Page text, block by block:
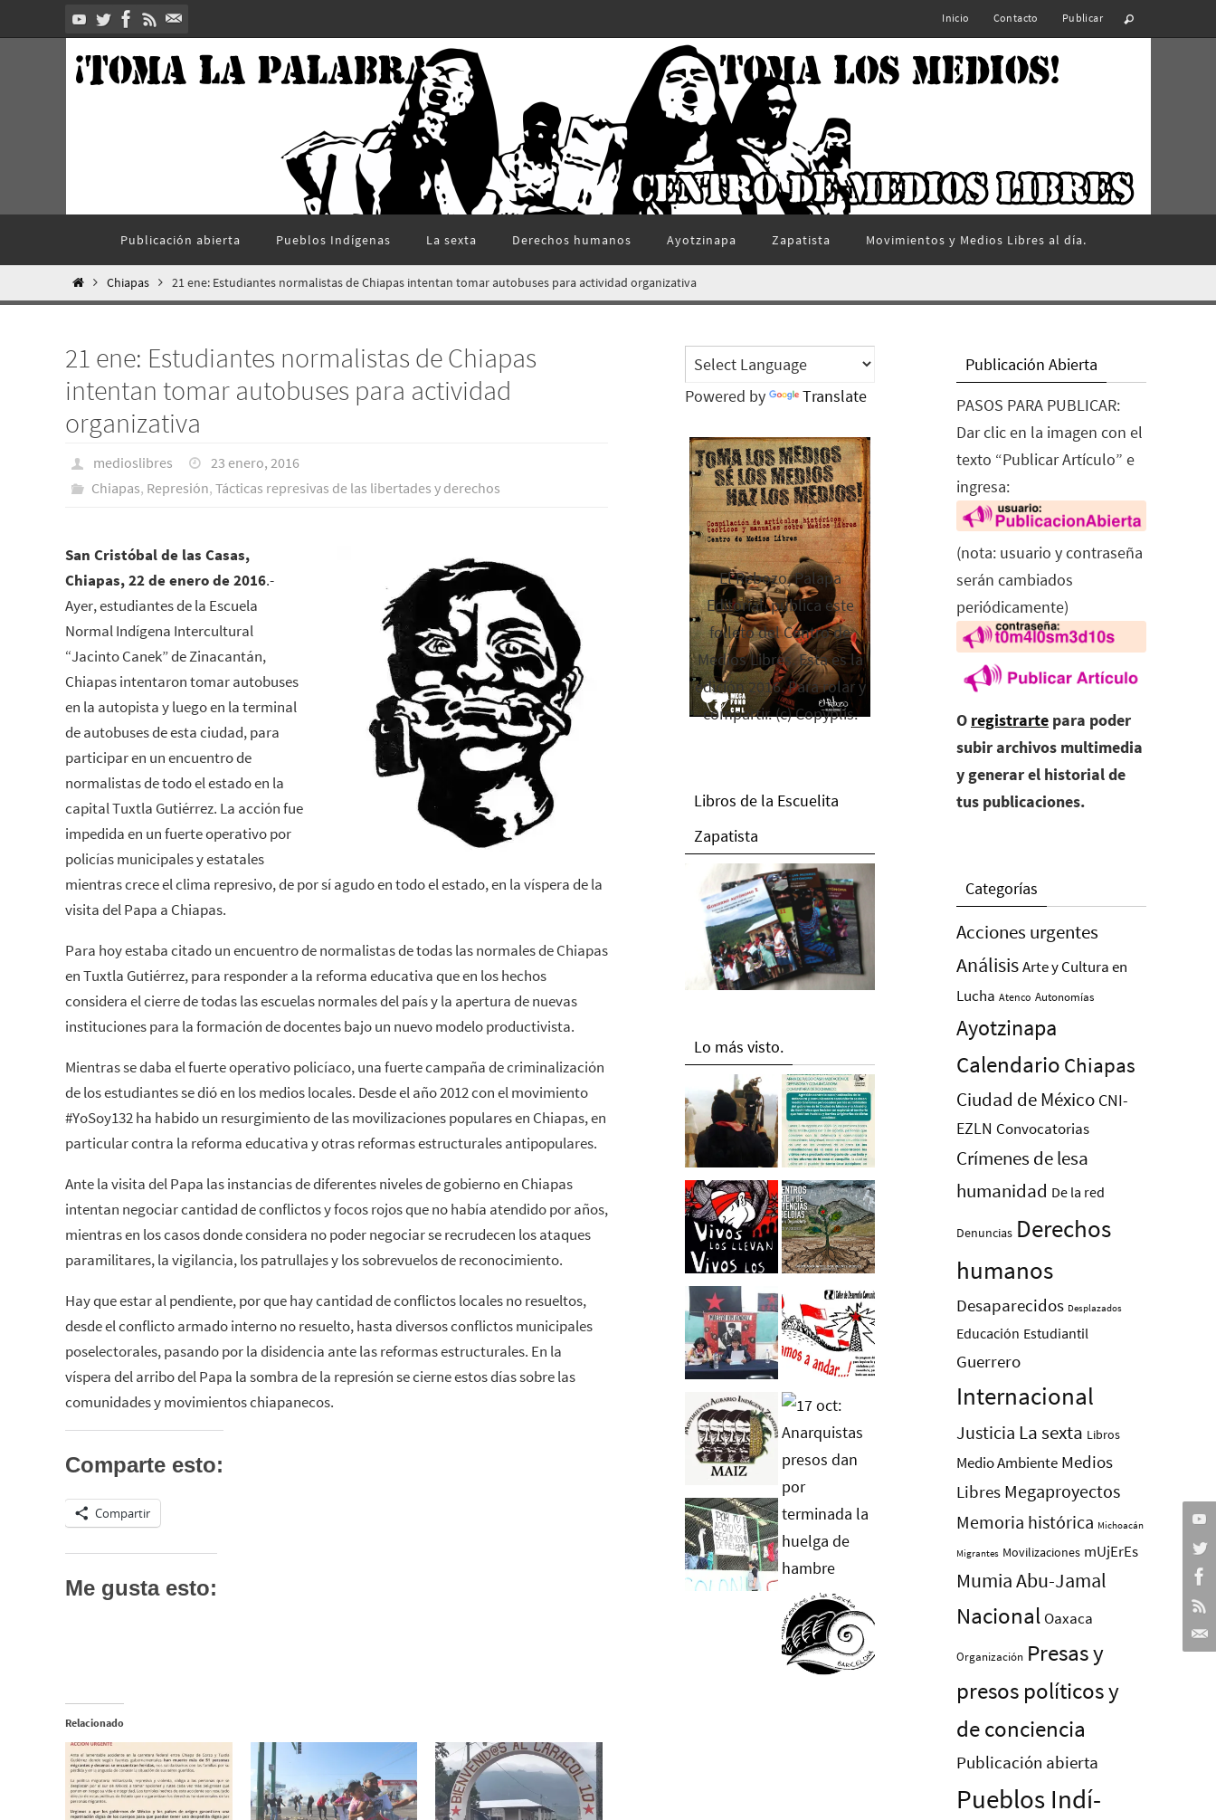
al
Inicio Contacto Publicar
contenido
Publicación abierta Pueblos Indí­genas La sexta Derechos humanos Ayotzinapa Zapatista Movimientos y Medios Libres al día.
InicioChiapas 21 ene: Estudiantes normalistas de Chiapas intentan tomar autobuses para actividad organizativa
21 ene: Estudiantes normalistas de Chiapas
intentan tomar autobuses para actividad
organizativa
medioslibres
23 enero, 2016
Chiapas, Represión, Tácticas represivas de las libertades y derechos
San Cristóbal de las Casas,
Chiapas, 22 de enero de 2016.-
Ayer, estudiantes de la Escuela
Normal Indígena Intercultural
“Jacinto Canek” de Zinacantán,
Chiapas intentaron tomar autobuses
en la autopista y luego en la terminal
de autobuses de esta ciudad, para
participar en un encuentro de
normalistas de todo el estado en la
capital Tuxtla Gutiérrez. La acción fue
impedida en un fuerte operativo por
policías municipales y estatales
mientras crece el clima represivo, de por sí agudo en todo el estado, en la víspera de la
visita del Papa a Chiapas.
Para hoy estaba citado un encuentro de normalistas de todas las normales de Chiapas
en Tuxtla Gutiérrez, para responder a la reforma educativa que en los hechos
considera el cierre de todas las escuelas normales del país y la apertura de nuevas
instituciones para la formación de docentes bajo un nuevo modelo productivista.
Mientras se daba el fuerte operativo policíaco, una fuerte campaña de criminalización
de los estudiantes se dió en los medios locales. Desde el año 2012 con el movimiento
#YoSoy132 ha habido un resurgimiento de las movilizaciones populares en Chiapas, en
particular contra la reforma educativa y otras reformas estructurales antipopulares.
Ante la visita del Papa las instancias de diferentes niveles de gobierno en Chiapas
intentan negociar cantidad de conflictos y focos rojos que no había atendido por años,
mientras en los casos donde considera no poder negociar se recrudecen los ataques
paramilitares, la vigilancia, los patrullajes y los sobrevuelos de reconocimiento.
Hay que estar al pendiente, por que hay cantidad de conflictos locales no resueltos,
desde el conflicto armado interno no resuelto, hasta diversos conflictos municipales
poselectorales, pasando por la disidencia ante las reformas estructurales. En la
víspera del arribo del Papa la sombra de la represión se cierne estos días sobre las
comunidades y movimientos chiapanecos.
Comparte esto:
Compartir
Me gusta esto:
Relacionado
Powered by Translate
El Rebozo, Palapa
Editorial, publica este
folleto del Centro de
Medios Libres. Esta es la
edición 2016. Para rolar y
compartir. (c) Copyplis.
Libros de la Escuelita
Zapatista
Lo más visto.
Publicación Abierta
PASOS PARA PUBLICAR:
Dar clic en la imagen con el
texto “Publicar Artículo” e
ingresa:
(nota: usuario y contraseña
serán cambiados
periódicamente)
O registrarte para poder
subir archivos multimedia
y generar el historial de
tus publicaciones.
Categorías
Acciones urgentes
AnálisisArte y Cultura en
Lucha Atenco Autonomías
Ayotzinapa
Calendario Chiapas
Ciudad de México CNI-
EZLN Convocatorias
Crímenes de lesa
humanidad De la red
Denuncias Derechos
humanos
Desaparecidos Desplazados
Educación Estudiantil
Guerrero
Internacional
Justicia La sexta Libros
Medio Ambiente Medios
Libres Megaproyectos
Memoria histórica Michoacán
Migrantes Movilizaciones mUjErEs
Mumia Abu-Jamal
Nacional Oaxaca
Organización Presas y
presos polí­ticos y
de conciencia
Publicación abierta
Pueblos Indí­